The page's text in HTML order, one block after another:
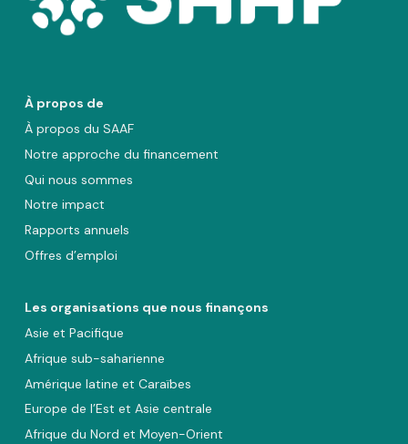
À propos de
À propos du SAAF
Notre approche du financement
Qui nous sommes
Notre impact
Rapports annuels
Offres d’emploi
Les organisations que nous finançons
Asie et Pacifique
Afrique sub-saharienne
Amérique latine et Caraïbes
Europe de l’Est et Asie centrale
Afrique du Nord et Moyen-Orient